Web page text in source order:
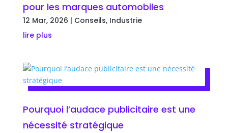
pour les marques automobiles
12 Mar, 2026 | Conseils, Industrie
lire plus
Pourquoi l’audace publicitaire est une
nécessité stratégique